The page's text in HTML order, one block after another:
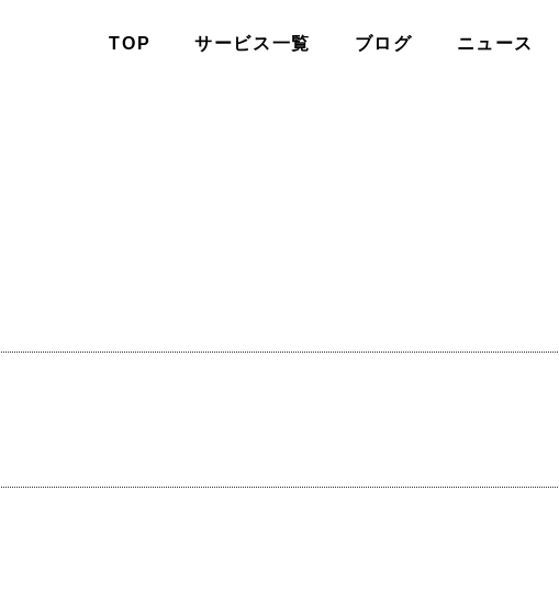
TOP サービス一覧 ブログ ニュース